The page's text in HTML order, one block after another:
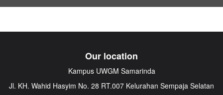
Our location
Kampus UWGM Samarinda
Jl. KH. Wahid Hasyim No. 28 RT.007 Kelurahan Sempaja Selatan